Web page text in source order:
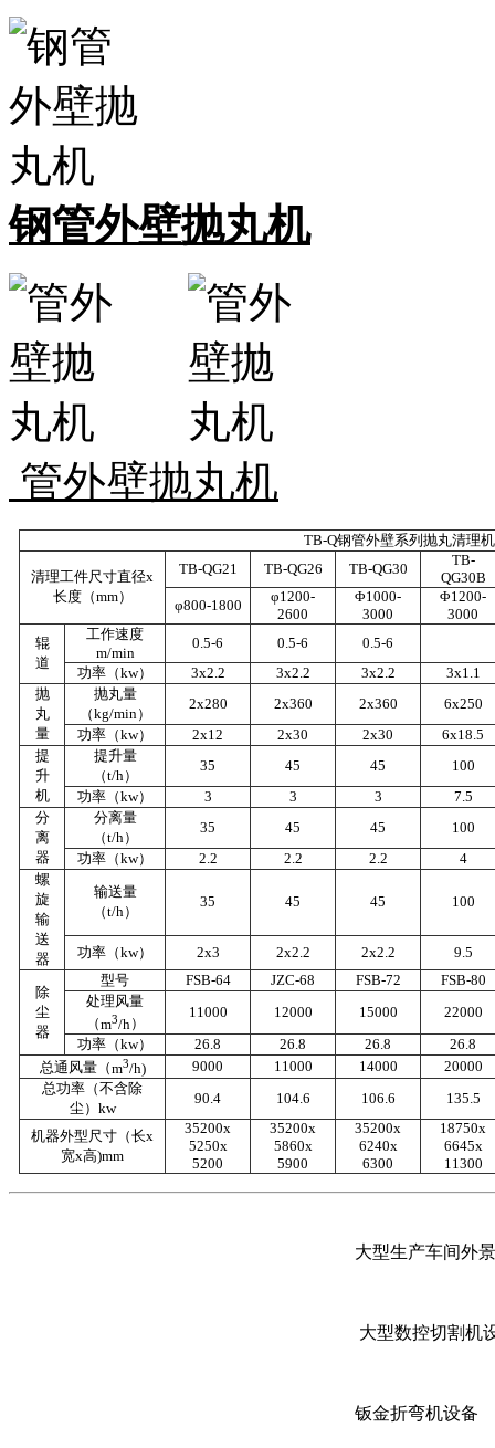
钢管外壁抛丸机
管外壁抛丸机
TB-Q钢管外壁系列抛丸清理
清理工件尺寸直径x
长度（mm）
TB-QG21 TB-QG26 TB-QG30
TB-
QG30B
φ800-1800
φ1200-
2600
Φ1000-
3000
Φ1200-
3000
辊
道
工作速度
m/min
0.5-6 0.5-6
0.5-6
功率（kw） 3x2.2 3x2.2 3x2.2
3x1.1
抛
丸
量
抛丸量
（kg/min）
2x280 2x360 2x360
6x250
功率（kw） 2x12 2x30 2x30
6x18.5
提
升
机
提升量
（t/h）
35 45 45
100
功率（kw） 3 3 3
7.5
分
离
器
分离量
（t/h）
35 45 45
100
功率（kw） 2.2 2.2 2.2
4
螺
旋
输
送
器
输送量
（t/h）
35 45 45 100
功率（kw） 2x3 2x2.2 2x2.2 9.5
除
尘
器
型号 FSB-64 JZC-68 FSB-72
FSB-80
处理风量
（m3/h ）
11000 12000 15000
22000
功率（kw） 26.8 26.8 26.8
26.8
总通风量（m3/h) 9000 11000 14000
20000
总功率（不含除
尘） kw
90.4 104.6 106.6 135.5
机器外型尺寸（长x
宽x高)mm
35200x
5250x
5200
35200x
5860x
5900
35200x
6240x
6300
18750x
6645x
11300
大型生产车间外
大型数控切割机
钣金折弯机设备